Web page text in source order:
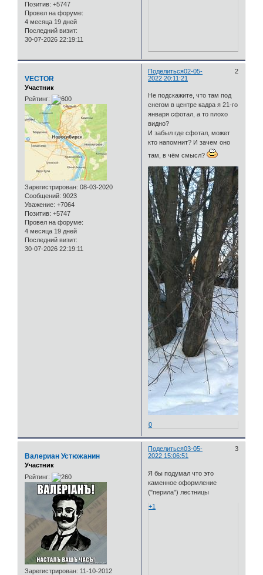
Позитив: +5747
Провел на форуме:
4 месяца 19 дней
Последний визит:
30-07-2026 22:19:11
Поделиться 2
02-05-
2022 20:11:21
VECTOR
Участник
Рейтинг:
Зарегистрирован: 08-03-2020
Сообщений: 9023
Уважение: +7064
Позитив: +5747
Провел на форуме:
4 месяца 19 дней
Последний визит:
30-07-2026 22:19:11
Не подскажите, что там под
снегом в центре кадра я 21-го
января сфотал, а то плохо
видно?
И забыл где сфотал, может
кто напомнит? И зачем оно
там, в чём смысл?
0
Поделиться 3
03-05-
2022 15:06:51
Валериан Устюжанин
Участник
Рейтинг:
Зарегистрирован: 11-10-2012
Я бы подумал что это
каменное оформление
("перила") лестницы
+1